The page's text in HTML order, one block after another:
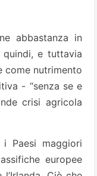
abbastanza in
e tuttavia
come nutrimento
- “senza se e
crisi agricola
Paesi maggiori
europee